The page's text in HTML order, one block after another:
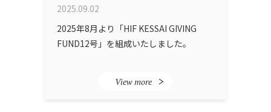
2025.09.02
2025年8月より「HIF KESSAI GIVING
FUND12号」を組成いたしました。
View more